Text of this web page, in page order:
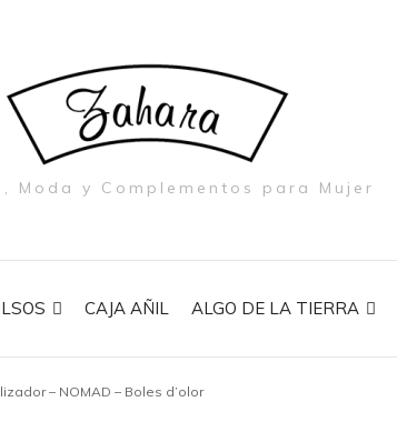
Moda y Complementos para Mujer
CAJA AÑIL ALGO DE LA TIERRA
– NOMAD – Boles d’olor